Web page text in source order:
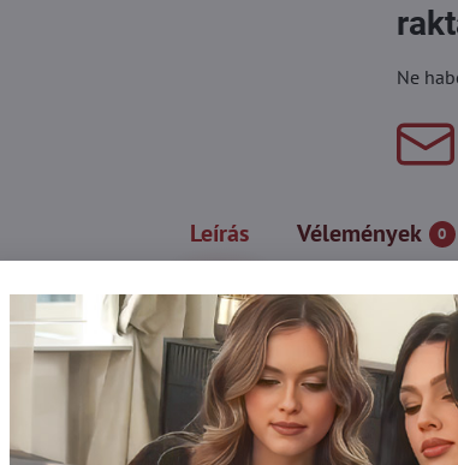
Ne
Leírás Vélemények 0
a stílus és az elegancia kifejezése,
a tartósságot is biztosítják. A finom, átlátszó
mindennapi és hivatalosabb alkalmakra
női ruhatár pótolhatatlan elemévé teszi.
láthatatlan lábujjerősítéssel és pamut szegéllyel